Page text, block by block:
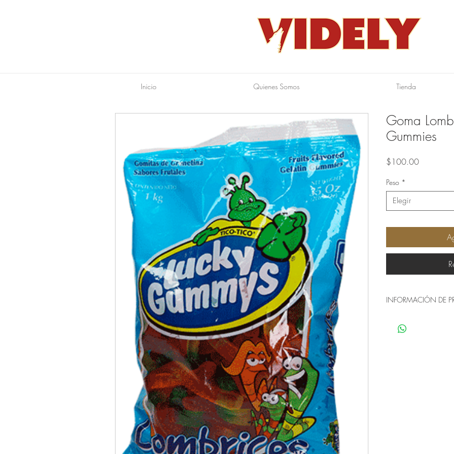
Inicio Quienes Somos Tienda
Goma
Gummies
$100.00Precio
Peso *
Elegir
INFORMACIÓN DE
Presentación: Caja o